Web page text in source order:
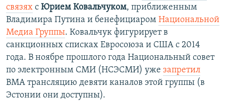
связях с Юрием Ковальчуком, приближенным
Владимира Путина и бенефициаром Национальной
Медиа Группы. Ковальчук фигурирует в
санкционных списках Евросоюза и США с 2014
года. В ноябре прошлого года Национальный совет
по электронным СМИ (НСЭСМИ) уже запретил
BMA трансляцию девяти каналов этой группы (в
Эстонии они доступны).